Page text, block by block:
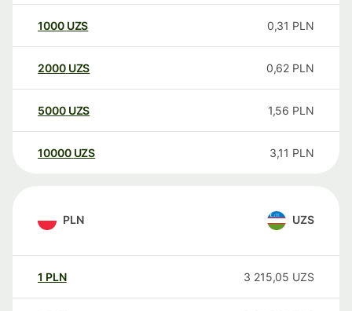
1000 UZS 0,31 PLN
2000 UZS 0,62 PLN
5000 UZS 1,56 PLN
10000 UZS 3,11 PLN
PLN UZS
1 PLN 3 215,05 UZS